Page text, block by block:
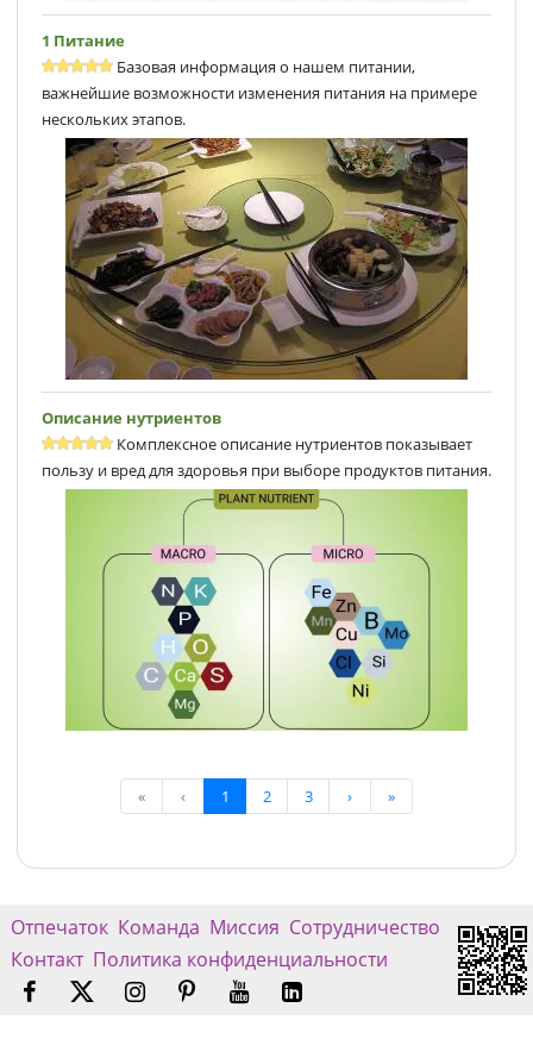
1 Питание
Базовая информация о нашем питании,
важнейшие возможности изменения питания на примере
нескольких этапов.
Описание нутриентов
Комплексное описание нутриентов показывает
пользу и вред для здоровья при выборе продуктов питания.
« ‹ 1 2 3 › »
Отпечаток Команда Миссия Сотрудничество
Контакт Политика конфиденциальности